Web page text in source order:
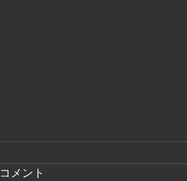
コメント